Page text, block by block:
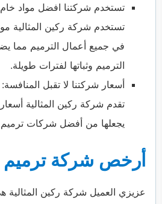
تستخدم شركتنا افضل مواد خام
تستخدم شركة ركين المثالية
في جميع أعمال الترميم مما
الترميم وثباتها لفترات طويلة.
أسعار شركتنا لا تقبل المنافسة:
تقدم شركة ركين المثالية أسعار
يجعلها من أفضل شركات ترميم
أرخص شركة ترميم
عزيزي العميل شركة ركين